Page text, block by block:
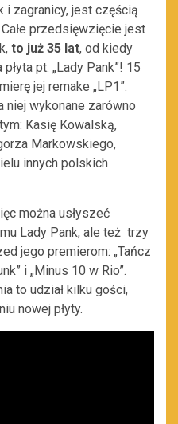
i zagranicy, jest częścią
Całe przedsięwzięcie jest
to już 35 lat, od kiedy
pt. „Lady Pank”! 15
jej remake „LP1”.
niej wykonane zarówno
Kasię Kowalską,
Markowskiego,
innych polskich
można usłyszeć
Lady Pank, ale też trzy
jego premierom: „Tańcz
i „Minus 10 w Rio”.
to udział kilku gości,
nowej płyty.